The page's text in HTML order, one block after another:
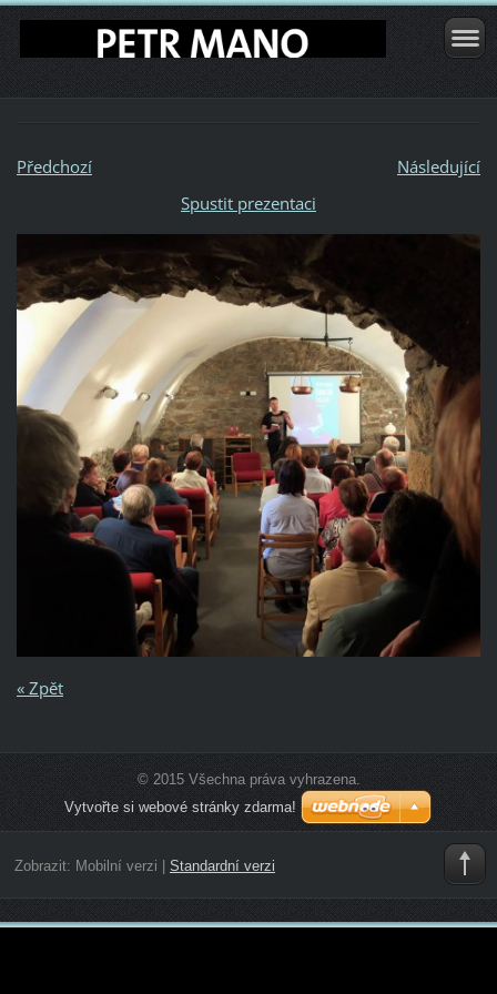
Předchozí
Následující
Spustit prezentaci
« Zpět
© 2015 Všechna práva vyhrazena.
Vytvořte si webové stránky zdarma!
Zobrazit: Mobilní verzi | Standardní verzi